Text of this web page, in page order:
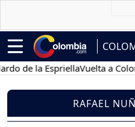
la EspriellaVuelta a Colombia
RAFAEL